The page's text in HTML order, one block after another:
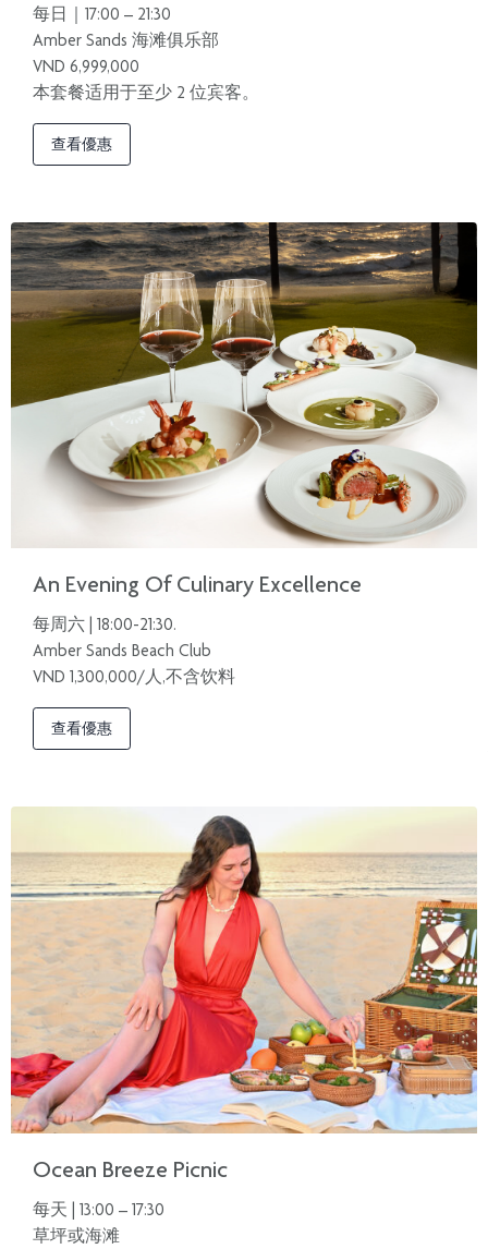
每日｜17:00 – 21:30
Amber Sands 海滩俱乐部
VND 6,999,000
本套餐适用于至少 2 位宾客。
查看優惠
An Evening Of Culinary Excellence
每周六 | 18:00-21:30.
Amber Sands Beach Club
VND 1,300,000/人,不含饮料
查看優惠
Ocean Breeze Picnic
每天 | 13:00 – 17:30
草坪或海滩